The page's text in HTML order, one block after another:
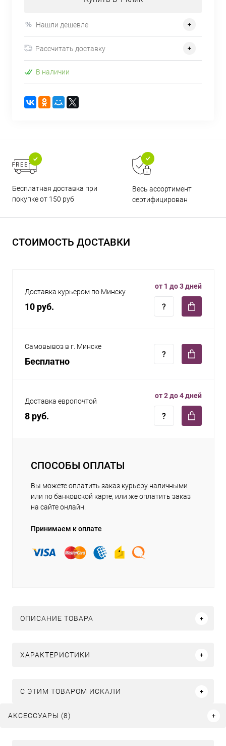
Нашли дешевле
Рассчитать доставку
В наличии
Бесплатная доставка при
покупке от 150 руб
Весь ассортимент
сертифицирован
СТОИМОСТЬ ДОСТАВКИ
Доставка курьером по Минску
10 руб.
от 1 до 3 дней
Самовывоз в г. Минске
Бесплатно
Доставка европочтой
8 руб.
от 2 до 4 дней
СПОСОБЫ ОПЛАТЫ
Вы можете оплатить заказ курьеру наличными
или по банковской карте, или же оплатить заказ
на сайте онлайн.
Принимаем к оплате
ОПИСАНИЕ ТОВАРА
ХАРАКТЕРИСТИКИ
C ЭТИМ ТОВАРОМ ИСКАЛИ
АКСЕССУАРЫ (8)